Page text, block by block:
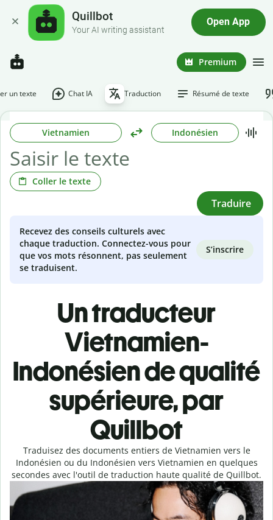
Quillbot
Your AI writing assistant
Open App
Premium
un texte Chat IA Traduction Résumé de texte
Vietnamien Indonésien
Coller le texte
Traduire
Recevez des conseils culturels avec
chaque traduction. Connectez-vous pour
que vos mots résonnent, pas seulement
se traduisent.
S’inscrire
Un traducteur
Vietnamien-
Indonésien de qualité
supérieure, par
Quillbot
Traduisez des documents entiers de Vietnamien vers le
Indonésien ou du Indonésien vers Vietnamien en quelques
secondes avec l'outil de traduction haute qualité de Quillbot.